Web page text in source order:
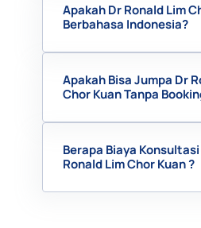
Apakah Dr Ronald Lim
Berbahasa Indonesia?
Apakah Bisa Jumpa Dr
Chor Kuan Tanpa
Berapa Biaya
Ronald Lim Chor Kuan ?